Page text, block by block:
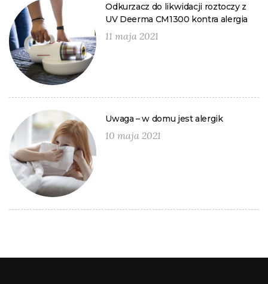
Odkurzacz do likwidacji roztoczy z
UV Deerma CM1300 kontra alergia
11 maja 2021
Uwaga – w domu jest alergik
10 maja 2021